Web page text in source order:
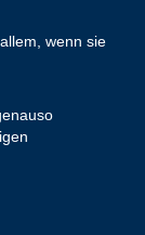
wenn sie